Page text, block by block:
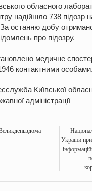
обласного
надійшло 738 підозр
останню добу
про підозру.
медичне
контактними особами.
Київської
адміністрації
України